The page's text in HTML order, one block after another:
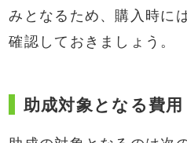
みとなるため、購入時に
確認しておきましょう。
助成対象となる費用